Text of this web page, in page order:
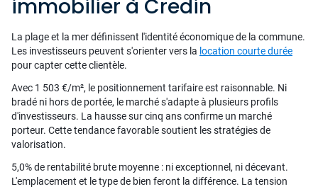
immobilier à Credin
La plage et la mer définissent l'identité économique de la commune.
Les investisseurs peuvent s'orienter vers la location courte durée
pour capter cette clientèle.
Avec 1 503 €/m², le positionnement tarifaire est raisonnable. Ni
bradé ni hors de portée, le marché s'adapte à plusieurs profils
d'investisseurs. La hausse sur cinq ans confirme un marché
porteur. Cette tendance favorable soutient les stratégies de
valorisation.
5,0% de rentabilité brute moyenne : ni exceptionnel, ni décevant.
L'emplacement et le type de bien feront la différence. La tension